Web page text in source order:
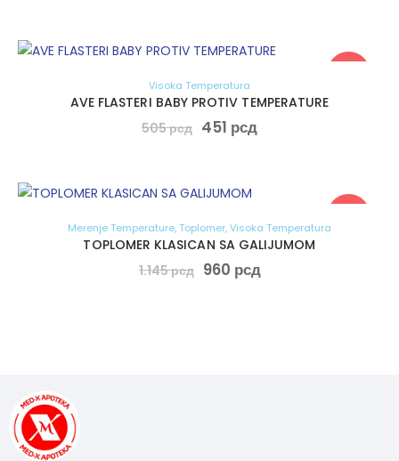
Visoka Temperatura
AVE FLASTERI BABY PROTIV TEMPERATURE
505рсд 451 рсд
Merenje Temperature, Toplomer,Visoka Temperatura
TOPLOMER KLASICAN SA GALIJUMOM
1.145рсд 960 рсд